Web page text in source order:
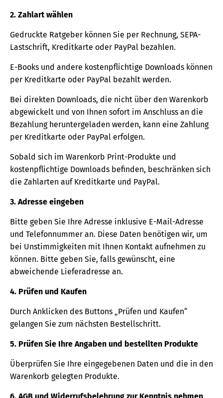
2. Zahlart wählen
Gedruckte Ratgeber können Sie per Rechnung, SEPA-
Lastschrift, Kreditkarte oder PayPal bezahlen.
E-Books und andere kostenpflichtige Downloads können
per Kreditkarte oder PayPal bezahlt werden.
Bei direkten Downloads, die nicht über den Warenkorb
abgewickelt und von Ihnen sofort im Anschluss an die
Bezahlung heruntergeladen werden, kann eine Zahlung
per Kreditkarte oder PayPal erfolgen.
Sobald sich im Warenkorb Print-Produkte und
kostenpflichtige Downloads befinden, beschränken sich
die Zahlarten auf Kreditkarte und PayPal.
3. Adresse eingeben
Bitte geben Sie Ihre Adresse inklusive E-Mail-Adresse
und Telefonnummer an. Diese Daten benötigen wir, um
bei Unstimmigkeiten mit Ihnen Kontakt aufnehmen zu
können. Bitte geben Sie, falls gewünscht, eine
abweichende Lieferadresse an.
4. Prüfen und Kaufen
Durch Anklicken des Buttons „Prüfen und Kaufen“
gelangen Sie zum nächsten Bestellschritt.
5. Prüfen Sie Ihre Angaben und bestellten Produkte
Überprüfen Sie Ihre eingegebenen Daten und die in den
Warenkorb gelegten Produkte.